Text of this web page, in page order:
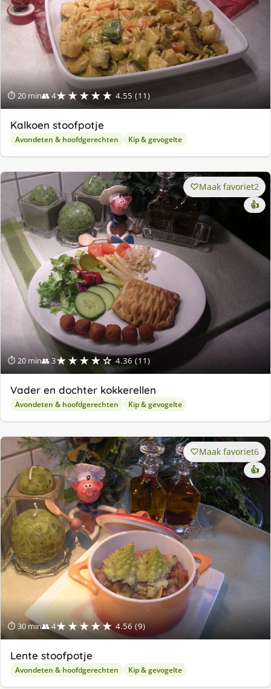
⏱ 20 min👥 4★★★★★ 4.55 (11)
Kalkoen stoofpotje
Avondeten & hoofdgerechten Kip & gevogelte
⏱ 20 min👥 3★★★★☆ 4.36 (11)
Maak favoriet2
👍
Vader en dochter kokkerellen
Avondeten & hoofdgerechten Kip & gevogelte
⏱ 30 min👥 4★★★★★ 4.56 (9)
Maak favoriet6
👍
Lente stoofpotje
Avondeten & hoofdgerechten Kip & gevogelte